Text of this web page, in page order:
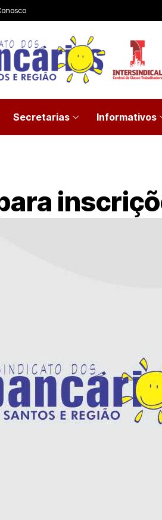
Secretarias Informativos